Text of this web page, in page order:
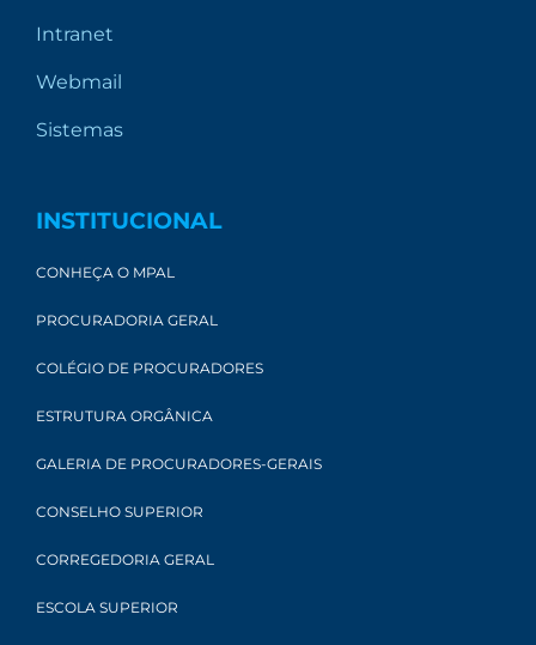
Intranet
Webmail
Sistemas
INSTITUCIONAL
CONHEÇA O MPAL
PROCURADORIA GERAL
COLÉGIO DE PROCURADORES
ESTRUTURA ORGÂNICA
GALERIA DE PROCURADORES-GERAIS
CONSELHO SUPERIOR
CORREGEDORIA GERAL
ESCOLA SUPERIOR